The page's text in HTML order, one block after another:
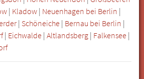
| Kladow | Neuenhagen bei Berlin |
| Schöneiche | Bernau bei Berlin |
| Eichwalde | Altlandsberg | Falkensee |